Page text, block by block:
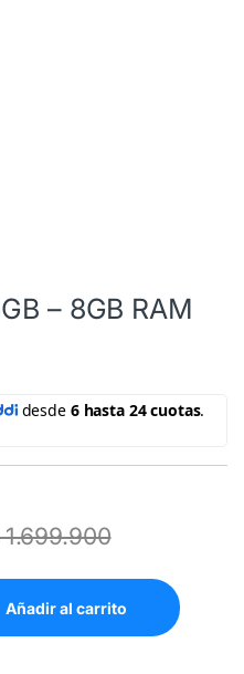
– 8GB RAM
quantity
Añadir al carrito